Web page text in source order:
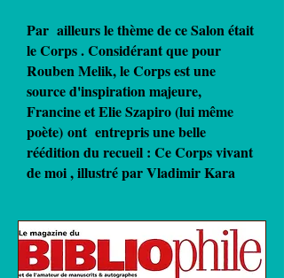
Par ailleurs le thème de ce Salon était
le Corps . Considérant que pour
Rouben Melik, le Corps est une
source d'inspiration majeure,
Francine et Elie Szapiro (lui même
poète) ont entrepris une belle
réédition du recueil : Ce Corps vivant
de moi ,illustrépar Vladimir Kara